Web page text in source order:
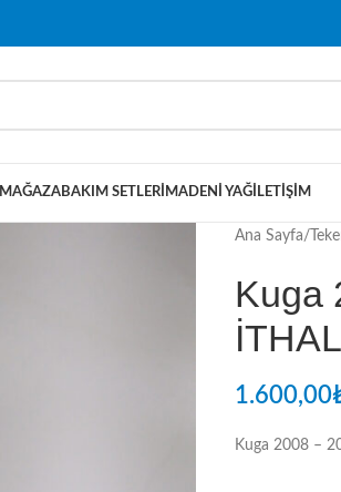
MAĞAZABAKIM SETLERI MADENI YAĞ İLETIŞIM
Ana Sayfa
Kuga
İTHAL
1.600,00
Kuga 2008 –